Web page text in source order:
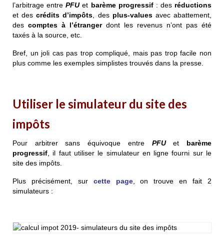
l’arbitrage entrePFUet barème progressif : des réductions
et descrédits d’impôts, des plus-valuesavec abattement,
des comptes à l’étrangerdont les revenus n’ont pas été
taxés à la source, etc.
Bref, un joli cas pas trop compliqué, mais pas trop facile non
plus comme les exemples simplistes trouvés dans la presse.
Utiliser le simulateur du site des
impôts
Pour arbitrer sans équivoque entre PFUet barème
progressif, il faut utiliser le simulateur en ligne fourni sur le
site des impôts.
Plus précisément, sur cette page, on trouve en fait 2
simulateurs :